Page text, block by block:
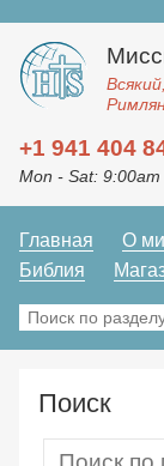
+1 941 404
Mon - Sat:
Главная О
Библия
Поиск